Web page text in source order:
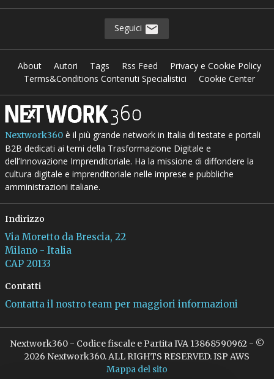
Seguici
About Autori Tags Rss Feed
Privacy e Cookie Policy
Terms&Conditions Contenuti Specialistici
Cookie Center
Nextwork360è il più grande network in Italia di testate e portali
B2B dedicati ai temi della Trasformazione Digitale e
dell’Innovazione Imprenditoriale. Ha la missione di diffondere la
cultura digitale e imprenditoriale nelle imprese e pubbliche
amministrazioni italiane.
Indirizzo
Via Moretto da Brescia, 22
Milano - Italia
CAP 20133
Contatti
Contatta il nostro team per maggiori informazioni
Nextwork360 - Codice fiscale e Partita IVA 13868590962 - ©
2026 Nextwork360. ALL RIGHTS RESERVED. ISP AWS
Mappa del sito